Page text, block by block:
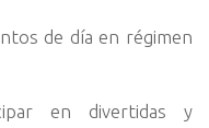
de día en régimen
en divertidas y